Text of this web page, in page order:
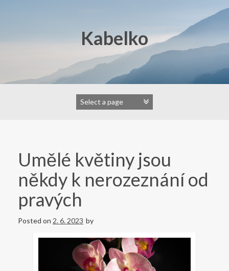
Kabelko
Umělé květiny jsou
někdy k nerozeznání od
pravých
Posted on 2. 6. 2023 by